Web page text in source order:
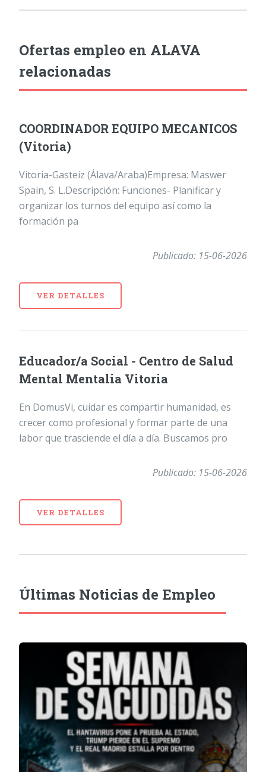
Ofertas empleo en ALAVA
relacionadas
COORDINADOR EQUIPO MECANICOS
(Vitoria)
Vitoria-Gasteiz (Álava/Araba)Empresa: Maswer
Spain, S. L.Descripción: Funciones- Planificar y
organizar los turnos del equipo así como la
formación pa
Publicado: 15-06-2026
VER DETALLES
Educador/a Social - Centro de Salud
Mental Mentalia Vitoria
En DomusVi, cuidar es compartir humanidad, es
crecer como profesional y formar parte de una
labor que trasciende el día a día. Buscamos pro
Publicado: 15-06-2026
VER DETALLES
Últimas Noticias de Empleo